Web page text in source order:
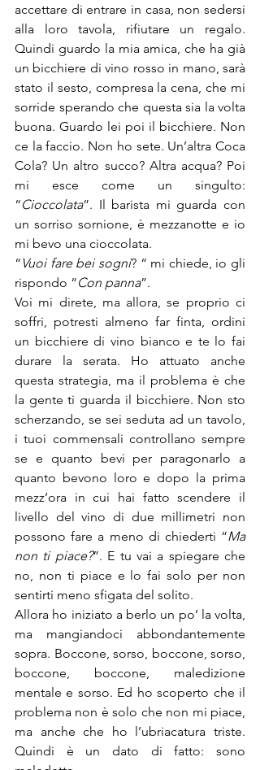
accettare di entrare in casa, non sedersi
alla loro tavola, rifiutare un regalo.
Quindi guardo la mia amica, che ha già
un bicchiere di vino rosso in mano, sarà
stato il sesto, compresa la cena, che mi
sorride sperando che questa sia la volta
buona. Guardo lei poi il bicchiere. Non
ce la faccio. Non ho sete. Un’altra Coca
Cola? Un altro succo? Altra acqua? Poi
mi esce come un singulto:
“Cioccolata”. Il barista mi guarda con
un sorriso sornione, è mezzanotte e io
mi bevo una cioccolata.
“Vuoi fare bei sogni? “ mi chiede, io gli
rispondo “Con panna”.
Voi mi direte, ma allora, se proprio ci
soffri, potresti almeno far finta, ordini
un bicchiere di vino bianco e te lo fai
durare la serata. Ho attuato anche
questa strategia, ma il problema è che
la gente ti guarda il bicchiere. Non sto
scherzando, se sei seduta ad un tavolo,
i tuoi commensali controllano sempre
se e quanto bevi per paragonarlo a
quanto bevono loro e dopo la prima
mezz’ora in cui hai fatto scendere il
livello del vino di due millimetri non
possono fare a meno di chiederti “Ma
non ti piace?”. E tu vai a spiegare che
no, non ti piace e lo fai solo per non
sentirti meno sfigata del solito.
Allora ho iniziato a berlo un po’ la volta,
ma mangiandoci abbondantemente
sopra. Boccone, sorso, boccone, sorso,
boccone, boccone, maledizione
mentale e sorso. Ed ho scoperto che il
problema non è solo che non mi piace,
ma anche che ho l’ubriacatura triste.
Quindi è un dato di fatto: sono